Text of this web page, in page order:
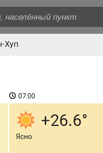
Хуп
07:00
+26.6
Ясно